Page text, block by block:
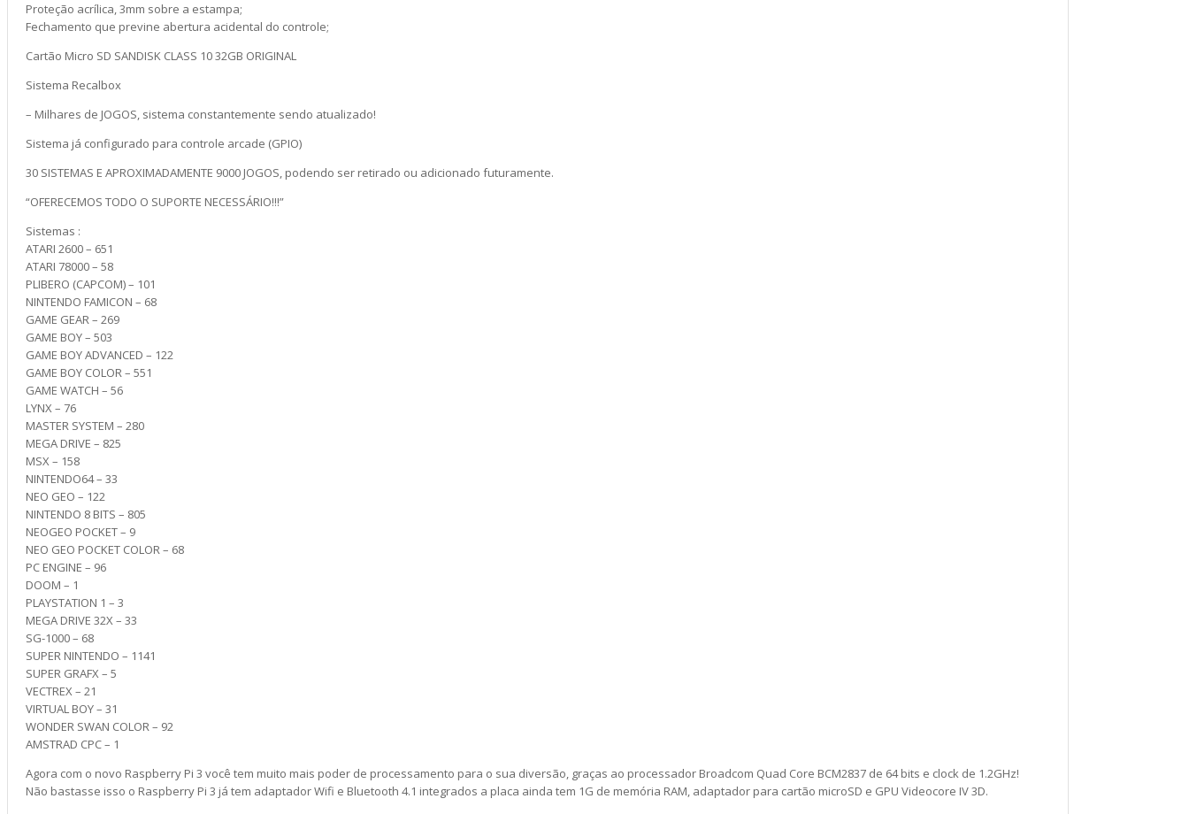
Proteção acrílica, 3mm sobre a estampa;
Fechamento que previne abertura acidental do controle;
Cartão Micro SD SANDISK CLASS 10 32GB ORIGINAL
Sistema Recalbox
– Milhares de JOGOS, sistema constantemente sendo atualizado!
Sistema já configurado para controle arcade (GPIO)
30 SISTEMAS E APROXIMADAMENTE 9000 JOGOS, podendo ser retirado ou adicionado futuramente.
“OFERECEMOS TODO O SUPORTE NECESSÁRIO!!!”
Sistemas :
ATARI 2600 – 651
ATARI 78000 – 58
PLIBERO (CAPCOM) – 101
NINTENDO FAMICON – 68
GAME GEAR – 269
GAME BOY – 503
GAME BOY ADVANCED – 122
GAME BOY COLOR – 551
GAME WATCH – 56
LYNX – 76
MASTER SYSTEM – 280
MEGA DRIVE – 825
MSX – 158
NINTENDO64 – 33
NEO GEO – 122
NINTENDO 8 BITS – 805
NEOGEO POCKET – 9
NEO GEO POCKET COLOR – 68
PC ENGINE – 96
DOOM – 1
PLAYSTATION 1 – 3
MEGA DRIVE 32X – 33
SG-1000 – 68
SUPER NINTENDO – 1141
SUPER GRAFX – 5
VECTREX – 21
VIRTUAL BOY – 31
WONDER SWAN COLOR – 92
AMSTRAD CPC – 1
Agora com o novo Raspberry Pi 3 você tem muito mais poder de processamento para o sua diversão, graças ao processador Broadcom Quad Core BCM2837 de 64 bits e clock de 1.2GHz!
Não bastasse isso o Raspberry Pi 3 já tem adaptador Wifi e Bluetooth 4.1 integrados a placa ainda tem 1G de memória RAM, adaptador para cartão microSD e GPU Videocore IV 3D.